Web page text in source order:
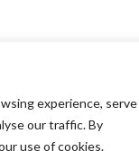
experience, serve
our traffic. By
use of cookies.